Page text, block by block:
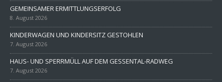
GEMEINSAMER ERMITTLUNGSERFOLG
8. August 2026
KINDERWAGEN UND KINDERSITZ GESTOHLEN
7. August 2026
HAUS- UND SPERRMÜLL AUF DEM GESSENTAL-RADWEG
7. August 2026